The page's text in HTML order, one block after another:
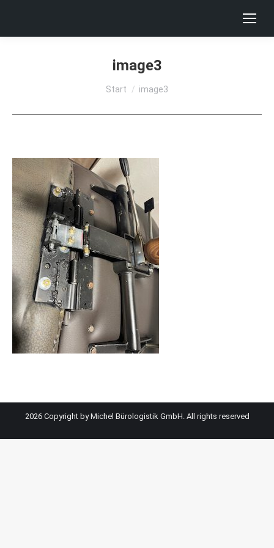
image3
Sie befinden sich hier:
Start image3
2026 Copyright by Michel Bürologistik GmbH. All rights reserved